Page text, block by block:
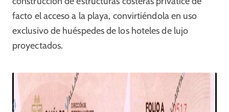
facto el acceso a la playa, convirtiéndola en uso
exclusivo de huéspedes de los hoteles de lujo
proyectados.